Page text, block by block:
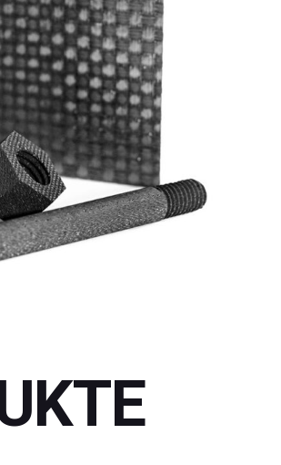
Schmelzbetriebe
Analytik- &
Dentallabore
Blöcke & Rundkörper
Graphit- & Kohlefilz
CFC-Produkte
Graphitfolie
Graphitpulver
Graphit- & Kohlefilz
CFC-Produkte
Graphitfolie
Graphitpulver
Sonstige Produkte
Bornitrid
Graphitelektroden